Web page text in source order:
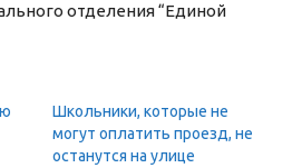
отделения “Единой
Школьники, которые не
могут оплатить проезд, не
останутся на улице